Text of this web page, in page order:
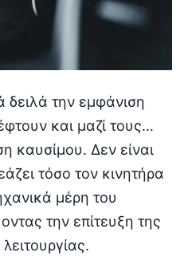
δειλά την εμφάνιση
και μαζί τους…
καυσίμου. Δεν είναι
τόσο τον κινητήρα
μέρη του
την επίτευξη της